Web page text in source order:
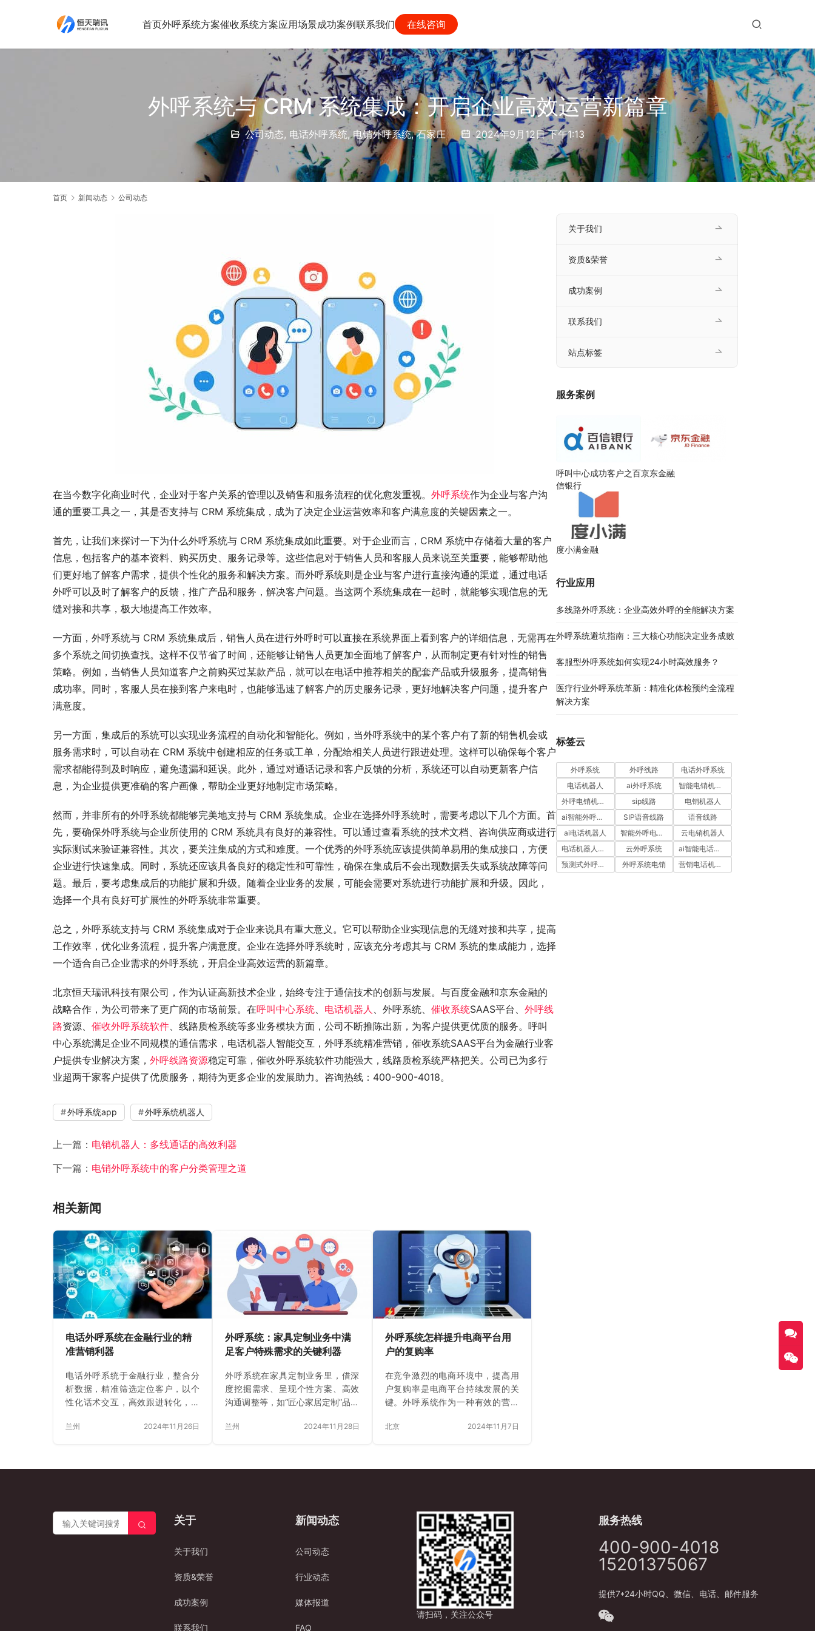
首页外呼系统方案催收系统方案应用场景成功案例联系我们 在线咨询
外呼系统与 CRM 系统集成：开启企业高效运营新篇章
公司动态, 电话外呼系统,电销外呼系统,石家庄 2024年9月12日 下午1:13
首页 新闻动态 公司动态
在当今数字化商业时代，企业对于客户关系的管理以及销售和服务流程的优化愈发重视。 外呼系统作为企业与客户沟
通的重要工具之一，其是否支持与 CRM 系统集成，成为了决定企业运营效率和客户满意度的关键因素之一。
首先，让我们来探讨一下为什么外呼系统与 CRM 系统集成如此重要。对于企业而言，CRM 系统中存储着大量的客户
信息，包括客户的基本资料、购买历史、服务记录等。这些信息对于销售人员和客服人员来说至关重要，能够帮助他
们更好地了解客户需求，提供个性化的服务和解决方案。而外呼系统则是企业与客户进行直接沟通的渠道，通过电话
外呼可以及时了解客户的反馈，推广产品和服务，解决客户问题。当这两个系统集成在一起时，就能够实现信息的无
缝对接和共享，极大地提高工作效率。
一方面，外呼系统与 CRM 系统集成后，销售人员在进行外呼时可以直接在系统界面上看到客户的详细信息，无需再在
多个系统之间切换查找。这样不仅节省了时间，还能够让销售人员更加全面地了解客户，从而制定更有针对性的销售
策略。例如，当销售人员知道客户之前购买过某款产品，就可以在电话中推荐相关的配套产品或升级服务，提高销售
成功率。同时，客服人员在接到客户来电时，也能够迅速了解客户的历史服务记录，更好地解决客户问题，提升客户
满意度。
另一方面，集成后的系统可以实现业务流程的自动化和智能化。例如，当外呼系统中的某个客户有了新的销售机会或
服务需求时，可以自动在 CRM 系统中创建相应的任务或工单，分配给相关人员进行跟进处理。这样可以确保每个客户
需求都能得到及时响应，避免遗漏和延误。此外，通过对通话记录和客户反馈的分析，系统还可以自动更新客户信
息，为企业提供更准确的客户画像，帮助企业更好地制定市场策略。
然而，并非所有的外呼系统都能够完美地支持与 CRM 系统集成。企业在选择外呼系统时，需要考虑以下几个方面。首
先，要确保外呼系统与企业所使用的 CRM 系统具有良好的兼容性。可以通过查看系统的技术文档、咨询供应商或进行
实际测试来验证兼容性。其次，要关注集成的方式和难度。一个优秀的外呼系统应该提供简单易用的集成接口，方便
企业进行快速集成。同时，系统还应该具备良好的稳定性和可靠性，确保在集成后不会出现数据丢失或系统故障等问
题。最后，要考虑集成后的功能扩展和升级。随着企业业务的发展，可能会需要对系统进行功能扩展和升级。因此，
选择一个具有良好可扩展性的外呼系统非常重要。
总之，外呼系统支持与 CRM 系统集成对于企业来说具有重大意义。它可以帮助企业实现信息的无缝对接和共享，提高
工作效率，优化业务流程，提升客户满意度。企业在选择外呼系统时，应该充分考虑其与 CRM 系统的集成能力，选择
一个适合自己企业需求的外呼系统，开启企业高效运营的新篇章。
北京恒天瑞讯科技有限公司，作为认证高新技术企业，始终专注于通信技术的创新与发展。与百度金融和京东金融的
战略合作，为公司带来了更广阔的市场前景。在呼叫中心系统、 电话机器人 、外呼系统、 催收系统SAAS平台、 外呼线
路资源、 催收外呼系统软件、线路质检系统等多业务模块方面，公司不断推陈出新，为客户提供更优质的服务。呼叫
中心系统满足企业不同规模的通信需求，电话机器人智能交互，外呼系统精准营销，催收系统SAAS平台为金融行业客
户提供专业解决方案， 外呼线路资源稳定可靠，催收外呼系统软件功能强大，线路质检系统严格把关。公司已为多行
业超两千家客户提供了优质服务，期待为更多企业的发展助力。咨询热线：400-900-4018。
外呼系统app 外呼系统机器人
上一篇： 电销机器人：多线通话的高效利器
下一篇： 电销外呼系统中的客户分类管理之道
相关新闻
电话外呼系统在金融行业的精
准营销利器
电话外呼系统于金融行业，整合分
析数据，精准筛选定位客户，以个
性化话术交互，高效跟进转化，如
利器，助力业务增长与客户价值挖
兰州 2024年11月26日
外呼系统：家具定制业务中满
足客户特殊需求的关键利器
外呼系统在家具定制业务里，借深
度挖掘需求、呈现个性方案、高效
沟通调整等，如“匠心家居定制”品牌
助力企业降返工率、缩交付期、提
兰州 2024年11月28日
外呼系统怎样提升电商平台用
户的复购率
在竞争激烈的电商环境中，提高用
户复购率是电商平台持续发展的关
键。外呼系统作为一种有效的营销
升电商平台用户的复购率。 一、个
据，包括购买历史、浏览记录、收
购买的商品类别，了解用户是母婴
产品的常客、时尚潮品的追求者还
是数码产品的爱好者。对于经常购
买母婴产品的用户，可识别出其孩
子的大致年龄阶段，以便推荐适合
该年龄段的商品。 （二）针对性推
荐与问候基于用…
北京 2024年11月7日
关于我们
资质&荣誉
成功案例
联系我们
站点标签
服务案例
呼叫中心成功客户之百
信银行
京东金融
度小满金融
行业应用
多线路外呼系统：企业高效外呼的全能解决方案​
外呼系统避坑指南：三大核心功能决定业务成败​
客服型外呼系统如何实现24小时高效服务？
医疗行业外呼系统革新：精准化体检预约全流程
解决方案​
标签云
外呼系统 外呼线路
电话外呼系统
电话机器人
ai外呼系统
智能电销机器人
外呼电销机器人
sip线路
电销机器人
ai智能外呼系统
SIP语音线路
语音线路
ai电话机器人
智能外呼电销机器人
云电销机器人
电话机器人外呼
云外呼系统
ai智能电话机器人
预测式外呼系统
外呼系统电销 营销电话机器人
关于
关于我们
资质&荣誉
成功案例
联系我们
新闻动态
公司动态
行业动态
媒体报道
FAQ
请扫码，关注公众号
服务热线
400-900-4018
15201375067
提供7*24小时QQ、微信、电话、邮件服务